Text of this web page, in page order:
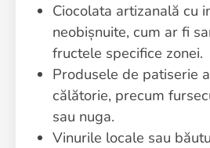
Ciocolata artizanală cu
neobișnuite, cum ar fi
fructele specifice zonei.
Produsele de patiserie
călătorie, precum
sau nuga.
Vinurile locale sau